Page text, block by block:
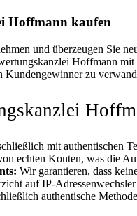
Hoffmann kaufen
und überzeugen Sie
Hoffmann
zu
mit authentischen
echten Konten, was die
Wir garantieren, dass
auf IP-
authentische